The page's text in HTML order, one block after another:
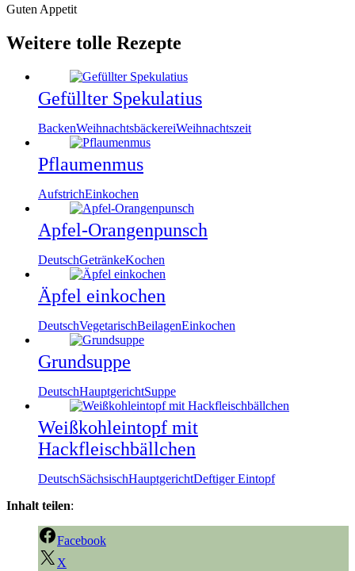
Guten Appetit
Weitere tolle Rezepte
Gefüllter Spekulatius
BackenWeihnachtsbäckereiWeihnachtszeit
Pflaumenmus
AufstrichEinkochen
Apfel-Orangenpunsch
DeutschGetränkeKochen
Äpfel einkochen
DeutschVegetarischBeilagenEinkochen
Grundsuppe
DeutschHauptgerichtSuppe
Weißkohleintopf mit
Hackfleischbällchen
DeutschSächsischHauptgerichtDeftiger Eintopf
Inhalt teilen:
Facebook
X